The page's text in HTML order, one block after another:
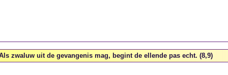
zwaluw uit de gevangenis mag, begint de ellende pas echt. (8,9)